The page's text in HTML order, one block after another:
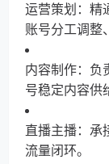
运营策划：精
账号分工调整
内容制作：负
号稳定内容供
直播主播：承
流量闭环。